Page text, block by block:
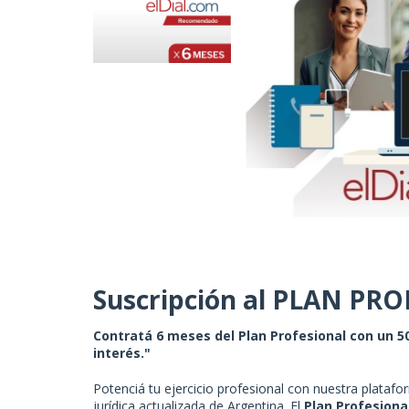
Suscripción al PLAN
Contratá 6 meses del Plan Profesional con un
interés."
Potenciá tu ejercicio profesional con nuestra